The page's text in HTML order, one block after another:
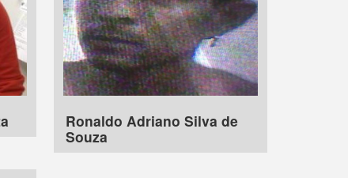
Ronaldo Adriano Silva de
Souza